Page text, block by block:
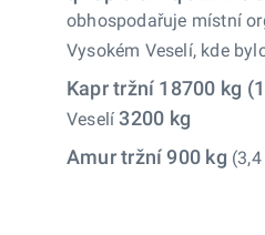
obhospodařuje místní
Vysokém Veselí, kde
Kapr tržní 18700 kg
Veselí3200 kg
Amur tržní 900 kg